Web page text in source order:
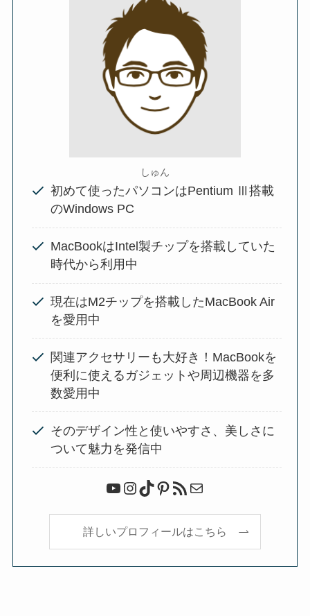
しゅん
初めて使ったパソコンはPentium Ⅲ搭載
のWindows PC
MacBookはIntel製チップを搭載していた
時代から利用中
現在はM2チップを搭載したMacBook Air
を愛用中
関連アクセサリーも大好き！MacBookを
便利に使えるガジェットや周辺機器を多
数愛用中
そのデザイン性と使いやすさ、美しさに
ついて魅力を発信中
YouTube Instagram TikTok Pinterest RSS フィードメール
詳しいプロフィールはこちら